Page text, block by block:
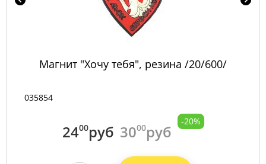
Магнит "Хочу тебя", резина /20/600/
035854
2400руб 3000руб
-20%